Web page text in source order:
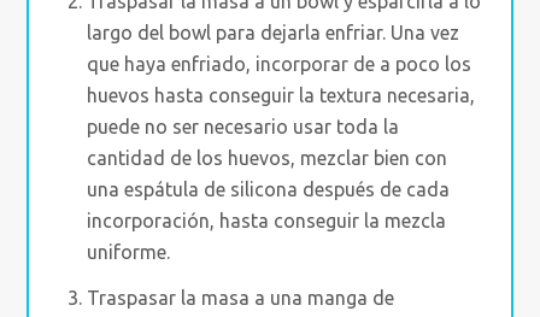
largo del bowl para dejarla enfriar. Una vez
que haya enfriado, incorporar de a poco los
huevos hasta conseguir la textura necesaria,
puede no ser necesario usar toda la
cantidad de los huevos, mezclar bien con
una espátula de silicona después de cada
incorporación, hasta conseguir la mezcla
uniforme.
Traspasar la masa a una manga de